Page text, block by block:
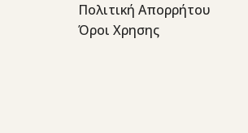
Πολιτική Απορρήτου
Όροι Χρησης